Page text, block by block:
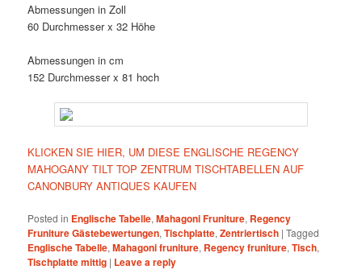
Abmessungen in Zoll
60 Durchmesser x 32 Höhe
Abmessungen in cm
152 Durchmesser x 81 hoch
KLICKEN SIE HIER, UM DIESE ENGLISCHE REGENCY
MAHOGANY TILT TOP ZENTRUM TISCHTABELLEN AUF
CANONBURY ANTIQUES KAUFEN
Posted in Englische Tabelle,Mahagoni Fruniture, Regency
Fruniture Gästebewertungen,Tischplatte,Zentriertisch |Tagged
Englische Tabelle,Mahagoni fruniture, Regency fruniture,Tisch,
Tischplatte mittig | Leave a reply